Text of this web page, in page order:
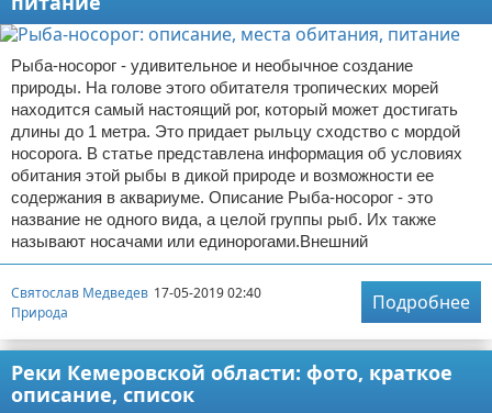
Рыба-носорог - удивительное и необычное создание
природы. На голове этого обитателя тропических морей
находится самый настоящий рог, который может достигать
длины до 1 метра. Это придает рыльцу сходство с мордой
носорога. В статье представлена информация об условиях
обитания этой рыбы в дикой природе и возможности ее
содержания в аквариуме. Описание Рыба-носорог - это
название не одного вида, а целой группы рыб. Их также
называют носачами или единорогами.Внешний
Святослав Медведев 17-05-2019 02:40
Природа
Подробнее
Реки Кемеровской области: фото, краткое
описание, список